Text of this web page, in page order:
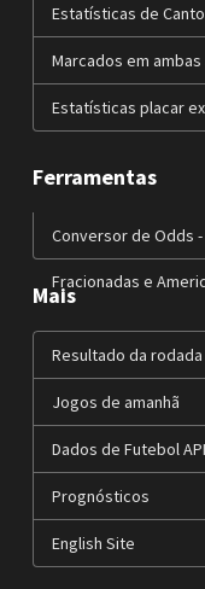
Estatísticas de
Marcados em
Estatísticas placar
Ferramentas
Conversor de Odds
Fracionadas e
Mais
Resultado da
Jogos de amanhã
Dados de Futebol
Prognósticos
English Site